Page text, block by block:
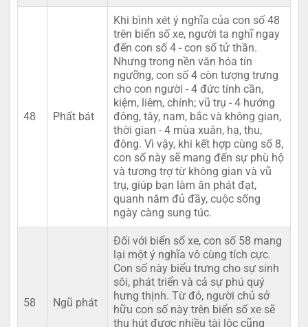
48 Phất bát
Khi bình xét ý nghĩa của con số 48
trên biển số xe, người ta nghĩ ngay
đến con số 4 - con số tử thần.
Nhưng trong nền văn hóa tín
ngưỡng, con số 4 còn tượng trưng
cho con người - 4 đức tính cần,
kiệm, liêm, chính; vũ trụ - 4 hướng
đông, tây, nam, bắc và không gian,
thời gian - 4 mùa xuân, hạ, thu,
đông. Vì vậy, khi kết hợp cùng số 8,
con số này sẽ mang đến sự phù hộ
và tương trợ từ không gian và vũ
trụ, giúp bạn làm ăn phát đạt,
quanh năm đủ đầy, cuộc sống
ngày càng sung túc.
58 Ngũ phát
Đối với biển số xe, con số 58 mang
lại một ý nghĩa vô cùng tích cực.
Con số này biểu trưng cho sự sinh
sôi, phát triển và cả sự phú quý
hưng thịnh. Từ đó, người chủ sở
hữu con số này trên biển số xe sẽ
thu hút được nhiều tài lộc cũng